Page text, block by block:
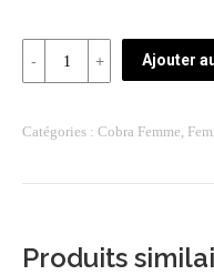
Quantité
REF:
1
Ajouter
Catégories : Cobra Femme,
Produits